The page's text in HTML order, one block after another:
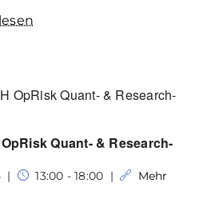
Quant- & Research-
| 13:00 - 18:00 |
Mehr